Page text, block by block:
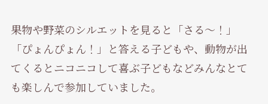
果物や野菜のシルエットを見ると「さる～！」
「ぴょんぴょん！」と答える子どもや、動物が出
てくるとニコニコして喜ぶ子どもなどみんなとて
も楽しんで参加していました。